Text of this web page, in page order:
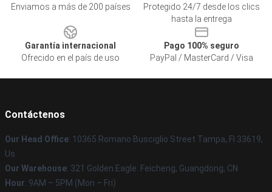
Enviamos a más de 200 países
Protegido 24/7 desde los clics
hasta la entrega
Garantía internacional
Ofrecido en el país de uso
Pago 100% seguro
PayPal / MasterCard / Visa
Contáctenos
Our Head Office: 10365 Romano Busciglio Street Tampa, Fl 33619,
Us
Our Warehouse: 321 Golden Eagle. Feicheng, Guangdong, CN
Hour: 9AM – 5PM (Mon – Fri)